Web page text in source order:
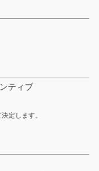
ティブ
定します。